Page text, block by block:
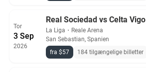
Tor
3 Sep
2026
Real Sociedad vs Celta Vigo
La Liga ・ Reale Arena
San Sebastian, Spanien
fra $57
184 tilgængelige billetter